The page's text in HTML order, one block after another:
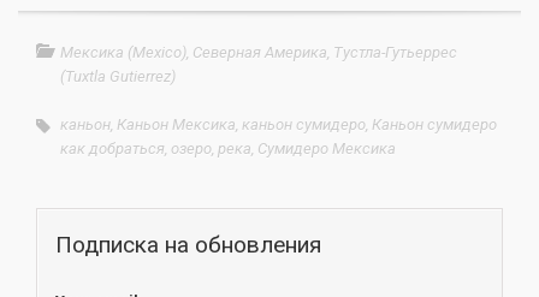
Мексика (Mexico) Северная Америка Тустла-Гутьеррес
(Tuxtla Gutierrez)
каньон Каньон Мексика каньон сумидеро Каньон сумидеро
как добраться озеро река Сумидеро Мексика
Подписка на обновления